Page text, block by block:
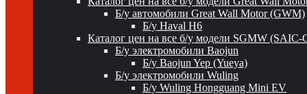
Б/у автомобили Great Wall Motor (GWM)
Б/у Haval H6
Каталог цен на все б/у модели SGMW
Б/у электромобили Baojun
Б/у Baojun Yep (Yueya)
Б/у электромобили Wuling
Б/у Wuling Hongguang Mini EV